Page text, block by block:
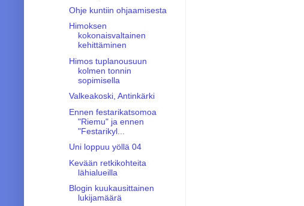
Ohje kuntiin ohjaamisesta
Himoksen
kokonaisvaltainen
kehittäminen
Himos tuplanousuun
kolmen tonnin
sopimisella
Valkeakoski, Antinkärki
Ennen festarikatsomoa
"Riemu" ja ennen
"Festarikyl...
Uni loppuu yöllä 04
Kevään retkikohteita
lähialueilla
Blogin kuukausittainen
lukijamäärä